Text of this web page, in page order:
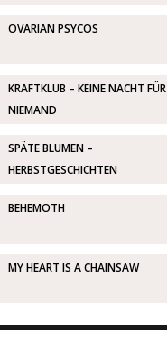
OVARIAN PSYCOS
KRAFTKLUB – KEINE NACHT FÜR
NIEMAND
SPÄTE BLUMEN –
HERBSTGESCHICHTEN
BEHEMOTH
MY HEART IS A CHAINSAW